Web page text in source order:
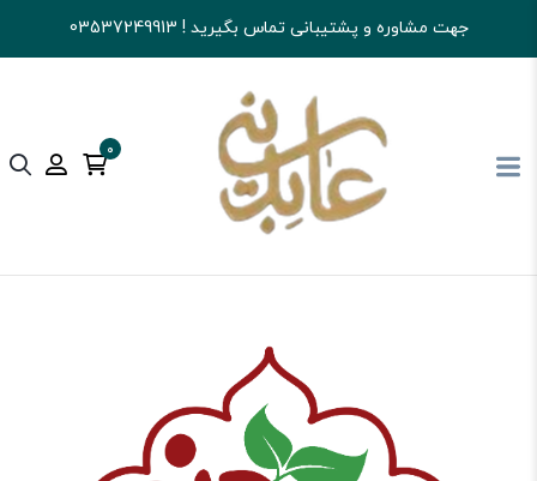
جهت مشاوره و پشتیبانی تماس بگیرید ! 03537249913
0
آجیل و خشکبار عابدینی کالای اساسی و خواربار